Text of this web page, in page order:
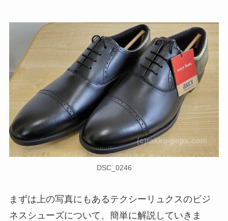
DSC_0246
まずは上の写真にもあるテクシーリュクスのビジ
ネスシューズについて、簡単に解説していきま